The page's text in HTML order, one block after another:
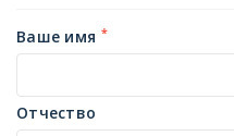
Ваше имя *
Отчество